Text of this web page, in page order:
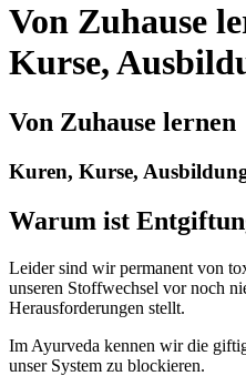
Von Zuhause
Kurse,
Von Zuhause lernen
Kuren, Kurse,
Warum ist
Leider sind wir permanent von
unseren Stoffwechsel vor noch
Herausforderungen stellt.
Im Ayurveda kennen wir die
unser System zu blockieren.